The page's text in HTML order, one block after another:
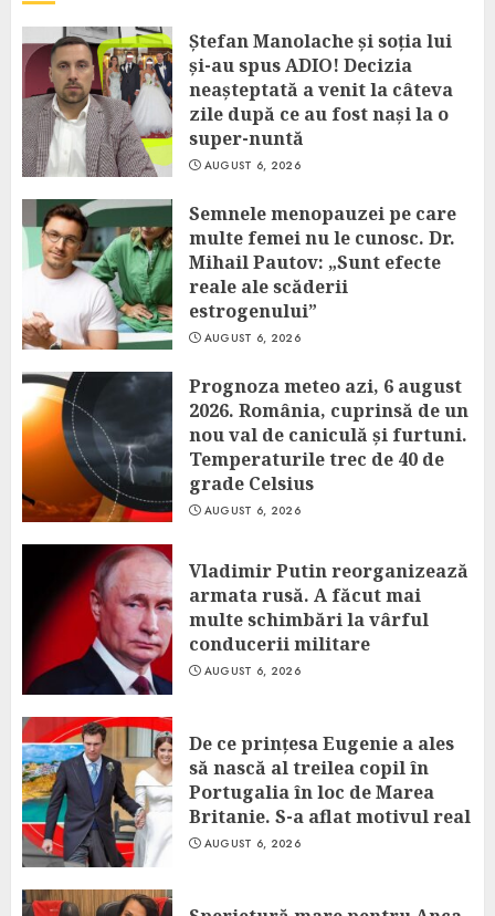
Ștefan Manolache și soția lui
și-au spus ADIO! Decizia
neașteptată a venit la câteva
zile după ce au fost nași la o
super-nuntă
AUGUST 6, 2026
Semnele menopauzei pe care
multe femei nu le cunosc. Dr.
Mihail Pautov: „Sunt efecte
reale ale scăderii
estrogenului”
AUGUST 6, 2026
Prognoza meteo azi, 6 august
2026. România, cuprinsă de un
nou val de caniculă și furtuni.
Temperaturile trec de 40 de
grade Celsius
AUGUST 6, 2026
Vladimir Putin reorganizează
armata rusă. A făcut mai
multe schimbări la vârful
conducerii militare
AUGUST 6, 2026
De ce prințesa Eugenie a ales
să nască al treilea copil în
Portugalia în loc de Marea
Britanie. S-a aflat motivul real
AUGUST 6, 2026